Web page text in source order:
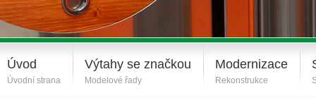
Úvod
Úvodní strana
Výtahy se značkou
Modelové řady
Modernizace
Rekonstrukce